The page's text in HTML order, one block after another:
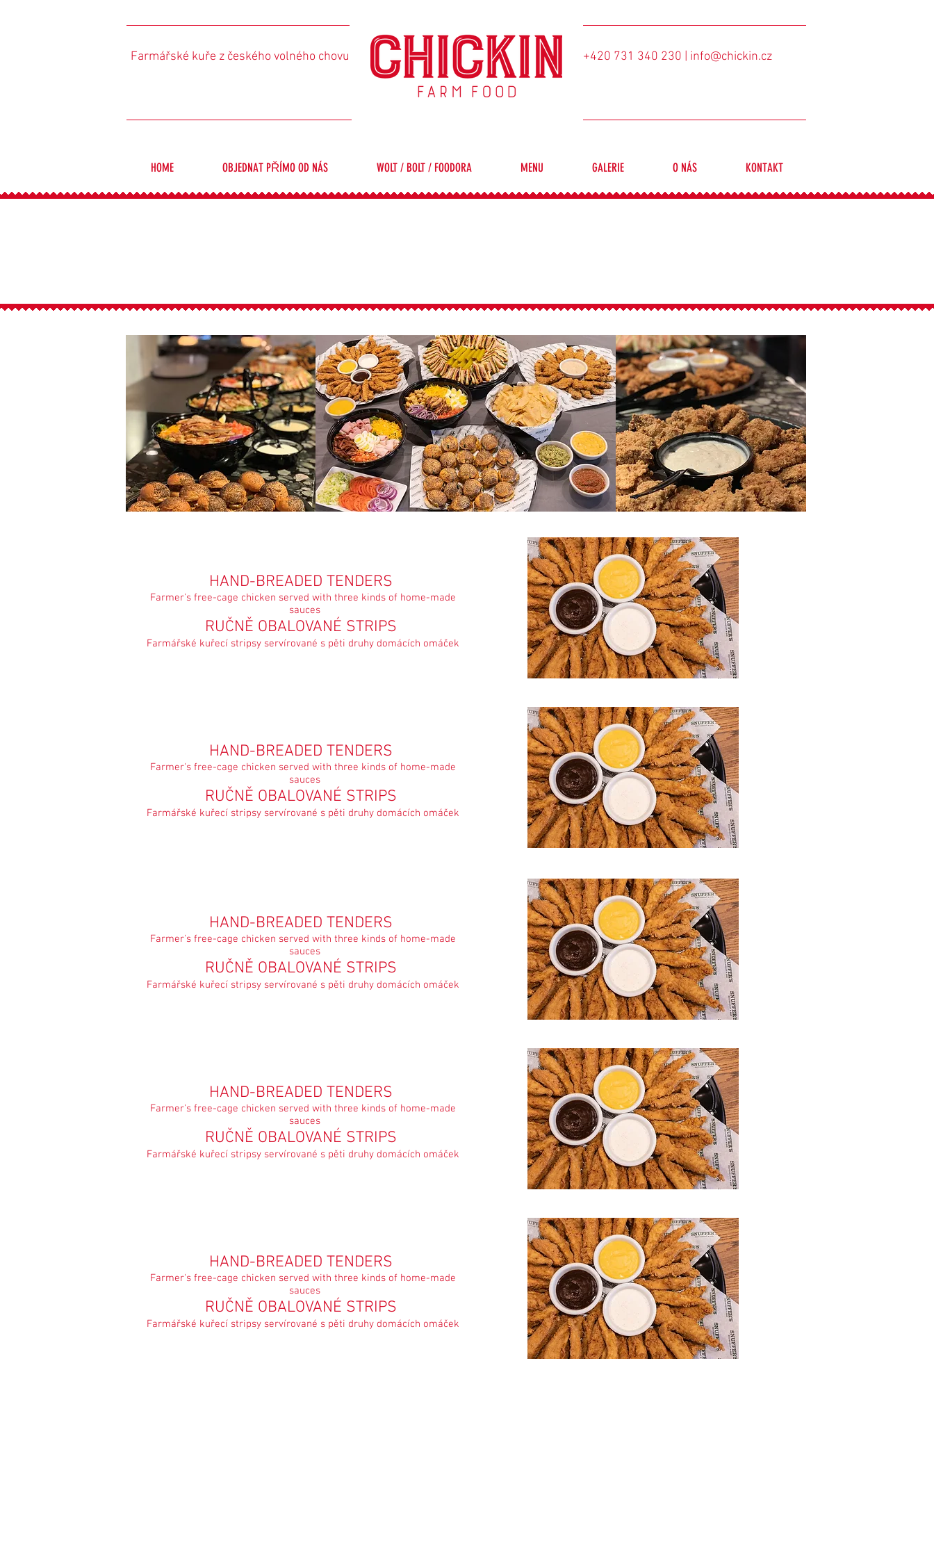
Farmářské kuře z českého volného chovu +420 731 340 230 | info@chickin.cz
HOME OBJEDNAT PŘÍMO OD NÁS WOLT / BOLT / FOODORA MENU GALERIE O NÁS KONTAKT
HAND-BREADED TENDERS
Farmer's free-cage chicken served with three kinds of home-made
sauces
RUČNĚ OBALOVANÉ STRIPS
Farmářské kuřecí stripsy servírované s pěti druhy domácích omáček
HAND-BREADED TENDERS
Farmer's free-cage chicken served with three kinds of home-made
sauces
RUČNĚ OBALOVANÉ STRIPS
Farmářské kuřecí stripsy servírované s pěti druhy domácích omáček
HAND-BREADED TENDERS
Farmer's free-cage chicken served with three kinds of home-made
sauces
RUČNĚ OBALOVANÉ STRIPS
Farmářské kuřecí stripsy servírované s pěti druhy domácích omáček
HAND-BREADED TENDERS
Farmer's free-cage chicken served with three kinds of home-made
sauces
RUČNĚ OBALOVANÉ STRIPS
Farmářské kuřecí stripsy servírované s pěti druhy domácích omáček
HAND-BREADED TENDERS
Farmer's free-cage chicken served with three kinds of home-made
sauces
RUČNĚ OBALOVANÉ STRIPS
Farmářské kuřecí stripsy servírované s pěti druhy domácích omáček